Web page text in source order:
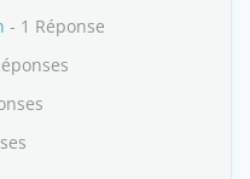
- 1 Réponse